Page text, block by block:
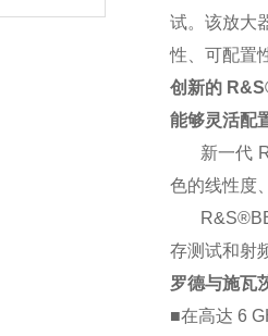
试。该放大
性、可配置
创新的
能够灵活配
新一代
色的线性度
存测试和射
罗德与施瓦
■在高达 6